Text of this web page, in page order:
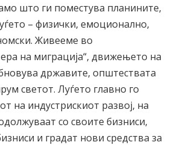
што ги поместува планините,
– физички, емоционално,
Живееме во
на миграција“, движењето на
државите, општествата
светот. Луѓето главно го
на индустрискиот развој, на
со своите бизниси,
и градат нови средства за